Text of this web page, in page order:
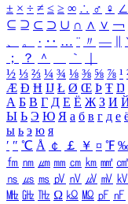
± × ÷ ≠ ≤ ≥ ∞ ∴ ♂ ♀ ∠
⊆ ⊇ ⊂ ⊃ ∪ ∩ ∧ ∨ ￢
、
。 · ‥ … ¨ 〃 ―
；
？ ＾ ｀
½ ⅓ ⅔ ¼ ¾ ⅛ ⅜ ⅝ ⅞ ¹
Æ Ð Ħ Ĳ Ł Ø Œ Þ Ŧ Ŋ
А Б В Г Д Е Ё Ж З И
Ы Ь Э Ю Я а б в г д е
ы ь э ю я
′ ″ ℃ Å ￠ ￡ ￥ ¤ ℉
㎙ ㎚ ㎛ ㎜ ㎝ ㎞ ㎟ ㎠
㎱ ㎲ ㎳ ㎴ ㎵ ㎶ ㎷ ㎸
㎒ ㎓ ㎔ Ω ㏀ ㏁ ㎊ ㎋